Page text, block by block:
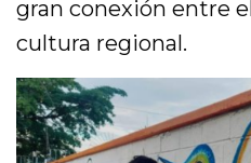
gran conexión entre
cultura regional.